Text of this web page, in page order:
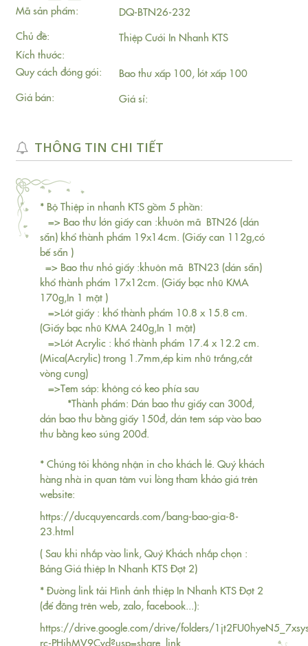
Mã sản phẩm:
DQ-BTN26-232
Chủ đề:
Thiệp Cưới In Nhanh KTS
Kích thước:
Quy cách đóng gói:
Bao thư xấp 100, lót xấp 100
Giá bán:
Giá sỉ:
THÔNG TIN CHI TIẾT
* Bộ Thiệp in nhanh KTS gồm 5 phần:
=> Bao thư lớn giấy can :khuôn mã BTN26 (dán
sẵn) khổ thành phẩm 19x14cm. (Giấy can 112g,có
bế sẵn )
=> Bao thư nhỏ giấy :khuôn mã BTN23 (dán sẵn)
khổ thành phẩm 17x12cm. (Giấy bạc nhũ KMA
170g,In 1 mặt )
=>Lót giấy : khổ thành phẩm 10.8 x 15.8 cm.
(Giấy bạc nhũ KMA 240g,In 1 mặt)
=>Lót Acrylic : khổ thành phẩm 17.4 x 12.2 cm.
(Mica(Acrylic) trong 1.7mm,ép kim nhũ trắng,cắt
vòng cung)
=>Tem sáp: không có keo phía sau
*Thành phẩm: Dán bao thư giấy can 300đ,
dán bao thư bằng giấy 150đ, dán tem sáp vào bao
thư bằng keo súng 200đ.
* Chúng tôi không nhận in cho khách lẻ. Quý khách
hàng nhà in quan tâm vui lòng tham khảo giá trên
website:
https://ducquyencards.com/bang-bao-gia-8-
23.html
( Sau khi nhắp vào link, Quý Khách nhắp chọn :
Bảng Giá thiệp In Nhanh KTS Đợt 2)
* Đường link tải Hình ảnh thiệp In Nhanh KTS Đợt 2
(để đăng trên web, zalo, facebook...):
https://drive.google.com/drive/folders/
rc-PHihMV9Cvd?usp=share_link